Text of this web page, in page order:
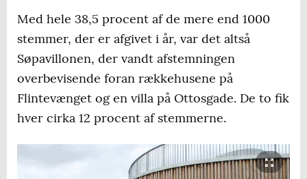
Bæredygtig Vækst.
Arkitektforeningen har udpeget to
medlemmer som fagdommere. Det er
arkitekterne Anja Rolvung, København og
Aksel Fyhn, Herning.
Merete Dissing Pedersen, Plan- og
byggechef Jan Krarup Laursen og
Med hele 38,5 procent af de mere end 1000
stemmer, der er afgivet i år, var det altså
Søpavillonen, der vandt afstemningen
overbevisende foran rækkehusene på
Flintevænget og en villa på Ottosgade. De to fik
hver cirka 12 procent af stemmerne.